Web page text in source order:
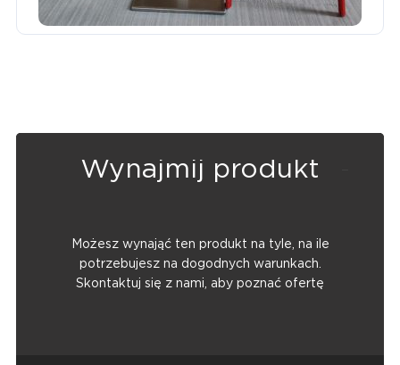
Wynajmij produkt
Możesz wynająć ten produkt na tyle, na ile
potrzebujesz na dogodnych warunkach.
Skontaktuj się z nami, aby poznać ofertę